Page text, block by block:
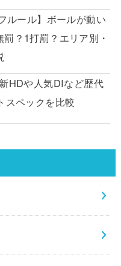
ルール】ボールが動い
？1打罰？エリア別・
HDや人気DIなど歴代
スペックを比較